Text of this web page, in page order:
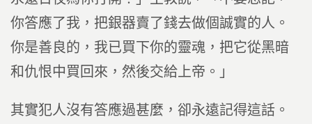
你答應了我，把銀器賣了錢去做個誠實的人。
你是善良的，我已買下你的靈魂，把它從黑暗
和仇恨中買回來，然後交給上帝。」
其實犯人沒有答應過甚麼，卻永遠記得這話。